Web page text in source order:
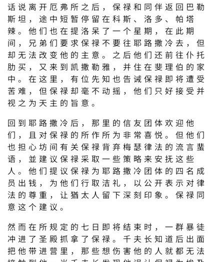
话说离开厄弗所之后，保禄和同伴返回巴勒
斯坦，途中短暂停留在科斯、洛多、帕塔
辣。他们也在提洛呆了一个星期，在此期
间，兄弟们要求保禄不要往耶路撒冷去，但
却无法改变他的主意。之后他们还前往仆托
肋买，又来到凯撒勒雅，并住在斐理伯的家
中。在这里，有位先知也告诫保禄即将遭受
苦难，但保禄却毫不动摇，他们只好接受并
视之为天主的旨意。
回到耶路撒冷后，那里的信友团体欢迎他
们，且对保禄的所作所为非常喜悦。但他们
也担心坊间有关保禄背弃梅瑟律法的流言蜚
语，並建议保禄采取一些策略来安抚这些
人。他们提议保禄为耶路撒冷团体的四名成
员出钱，为他们行取洁礼，以公开表示对律
法的尊重，让猶太人留下深刻印象。保禄同
意这个建议。
然而在所规定的七日即将结束时，一群暴徒
冲进了圣殿抓拿了保禄。千夫长知道后出面
把他带进营里，那些想伤害他的人就都无法